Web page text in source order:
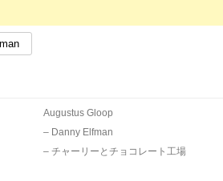
Augustus Gloop
– Danny Elfman
– チャーリーとチョコレート工場